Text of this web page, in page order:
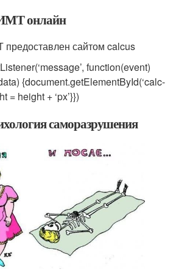
онлайн
предоставлен сайтом calcus
function(event)
{document.getElementById(‘calc-
= height + ‘px’}})
саморазрушения